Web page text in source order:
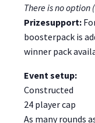
There is no option
Prizesupport:
boosterpack is
winner pack
Event setup:
Constructed
24 player cap
As many rounds